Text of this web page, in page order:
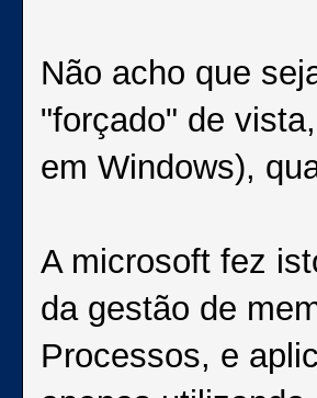
Não acho que
"forçado" de
em Windows),
A microsoft fez
da gestão de
Processos, e